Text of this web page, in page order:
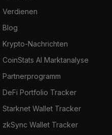
Verdienen
Blog
Krypto-Nachrichten
CoinStats AI Marktanalyse
Partnerprogramm
DeFi Portfolio Tracker
Starknet Wallet Tracker
zkSync Wallet Tracker